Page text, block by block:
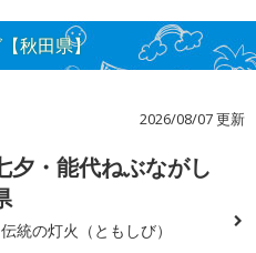
秋田県】
2026/08/07 更新
夕・能代ねぶながし
統の灯火（ともしび）